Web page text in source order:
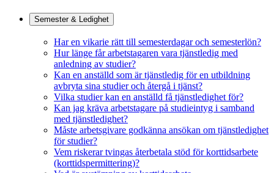
Semester & Ledighet
Har en vikarie rätt till semesterdagar och semesterlön?
Hur länge får arbetstagaren vara tjänstledig med
anledning av studier?
Kan en anställd som är tjänstledig för en utbildning
avbryta sina studier och återgå i tjänst?
Vilka studier kan en anställd få tjänstledighet för?
Kan jag kräva arbetstagare på studieintyg i samband
med tjänstledighet?
Måste arbetsgivare godkänna ansökan om tjänstledighet
för studier?
Vem riskerar tvingas återbetala stöd för korttidsarbete
(korttidspermittering)?